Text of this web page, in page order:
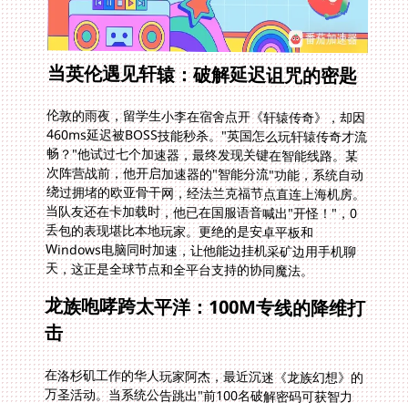
当英伦遇见轩辕：破解延迟诅咒的密匙
伦敦的雨夜，留学生小李在宿舍点开《轩辕传奇》，却因
460ms延迟被BOSS技能秒杀。"英国怎么玩轩辕传奇才流
畅？"他试过七个加速器，最终发现关键在智能线路。某
次阵营战前，他开启加速器的"智能分流"功能，系统自动
绕过拥堵的欧亚骨干网，经法兰克福节点直连上海机房。
当队友还在卡加载时，他已在国服语音喊出"开怪！"，0
丢包的表现堪比本地玩家。更绝的是安卓平板和
Windows电脑同时加速，让他能边挂机采矿边用手机聊
天，这正是全球节点和全平台支持的协同魔法。
龙族咆哮跨太平洋：100M专线的降维打
击
在洛杉矶工作的华人玩家阿杰，最近沉迷《龙族幻想》的
万圣活动。当系统公告跳出"前100名破解密码可获智力